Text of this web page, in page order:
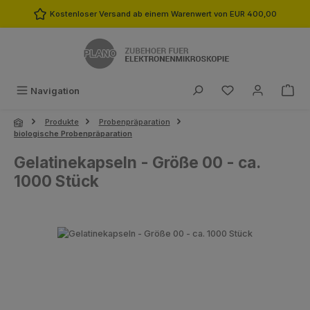
Zum Hauptinhalt springen
Kostenloser Versand ab einem Warenwert von EUR 400,00
Navigation Du hast 0
Produkte
Probenpräparation
biologische Probenpräparation
Gelatinekapseln - Größe 00 - ca.
1000 Stück
Bildergalerie überspringen